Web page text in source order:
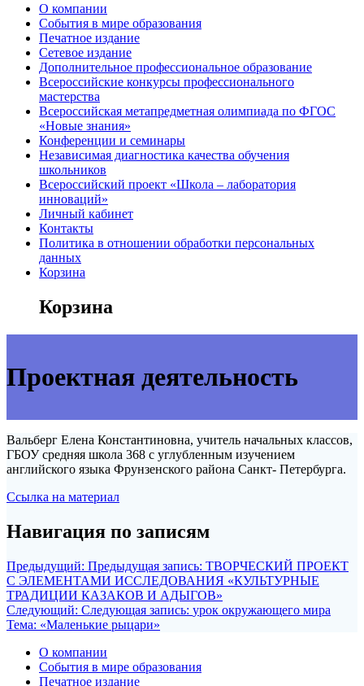
О компании
События в мире образования
Печатное издание
Сетевое издание
Дополнительное профессиональное образование
Всероссийские конкурсы профессионального
мастерства
Всероссийская метапредметная олимпиада по ФГОС
«Новые знания»
Конференции и семинары
Независимая диагностика качества обучения
школьников
Всероссийский проект «Школа – лаборатория
инноваций»
Личный кабинет
Контакты
Политика в отношении обработки персональных
данных
Корзина
Корзина
Проектная деятельность
Вальберг Елена Константиновна, учитель начальных классов,
ГБОУ средняя школа 368 с углубленным изучением
английского языка Фрунзенского района Санкт- Петербурга.
Ссылка на материал
Навигация по записям
Предыдущий: Предыдущая запись: ТВОРЧЕСКИЙ ПРОЕКТ
С ЭЛЕМЕНТАМИ ИССЛЕДОВАНИЯ «КУЛЬТУРНЫЕ
ТРАДИЦИИ КАЗАКОВ И АДЫГОВ»
Следующий: Следующая запись: урок окружающего мира
Тема: «Маленькие рыцари»
О компании
События в мире образования
Печатное издание